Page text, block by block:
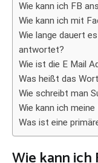
Wie kann ich FB
Wie kann ich mit
Wie lange dauert
antwortet?
Wie ist die E Mail
Was heißt das
Wie schreibt man
Wie kann ich
Was ist eine